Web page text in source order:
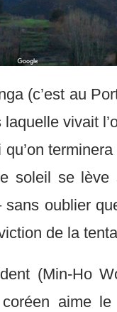
(c’est au
vivait
soleil se lève
oublier
de la
(Min-Ho
aime